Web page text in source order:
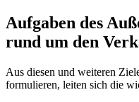
Aufgaben des
rund um den
Aus diesen und weiteren
formulieren, leiten sich die